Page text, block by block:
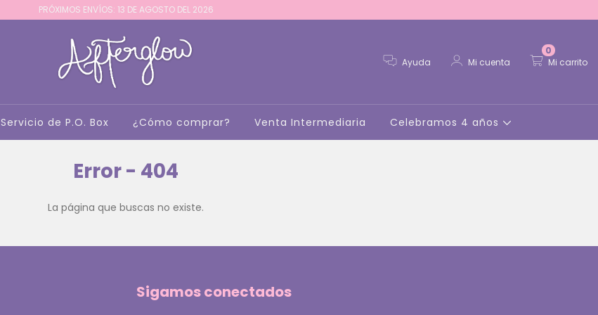
PRÓXIMOS ENVÍOS: 13 DE AGOSTO DEL 2026
Ayuda Mi cuenta Mi carrito
0
Servicio de P.O. Box ¿Cómo comprar? Venta Intermediaria Celebramos 4 años
Error - 404
La página que buscas no existe.
Sigamos conectados